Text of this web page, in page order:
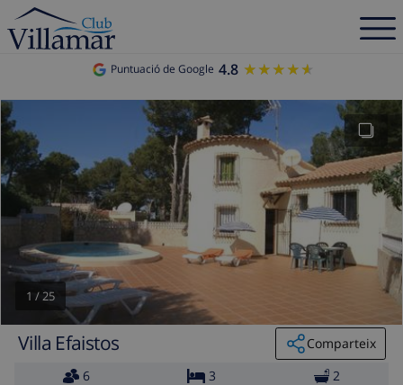
Puntuació de Google 4.8 ★★★★★
★★★★★
1 /25
Villa Efaistos
Comparteix
6
3 2